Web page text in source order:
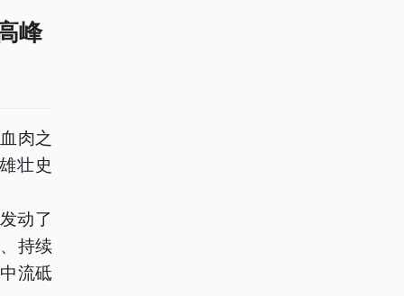
峰
肉之
壮史
动了
持续
流砥